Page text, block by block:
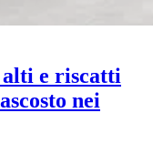
e riscatti
nei